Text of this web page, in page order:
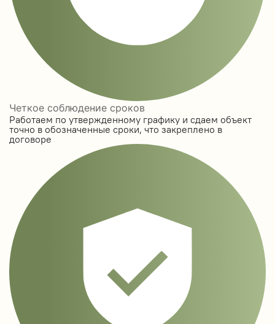
Четкое соблюдение сроков
Работаем по утвержденному графику и сдаем объект
точно в обозначенные сроки, что закреплено в
договоре